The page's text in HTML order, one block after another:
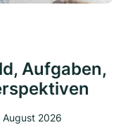
Aufgaben,
2026